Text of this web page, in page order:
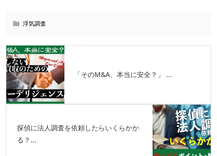
浮気調査
「そのM&A、本当に安全？」 ...
探偵に法人調査を依頼したらいくらかか
る？...